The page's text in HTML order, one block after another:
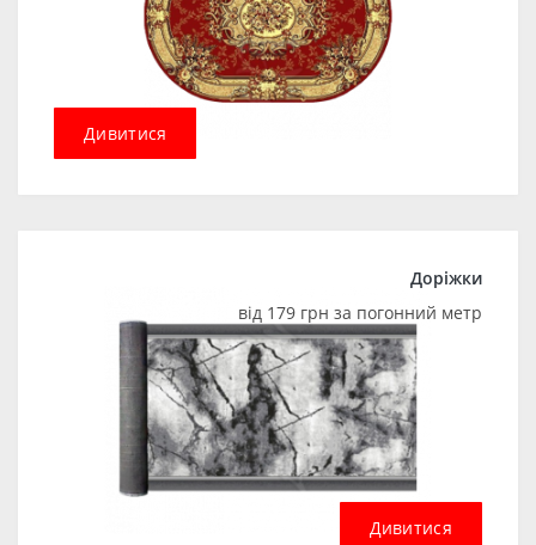
Дивитися
Доріжки
від 179 грн за погонний метр
Дивитися